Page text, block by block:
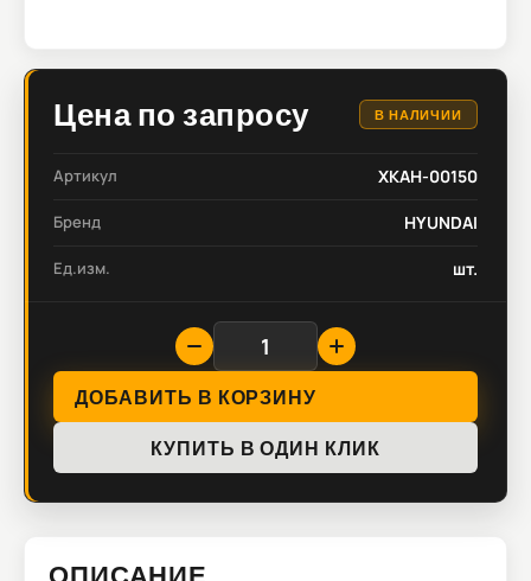
Цена по запросу В НАЛИЧИИ
Артикул XKAH-00150
Бренд HYUNDAI
Ед.изм. шт.
ДОБАВИТЬ В КОРЗИНУ
КУПИТЬ В ОДИН КЛИК
ОПИСАНИЕ